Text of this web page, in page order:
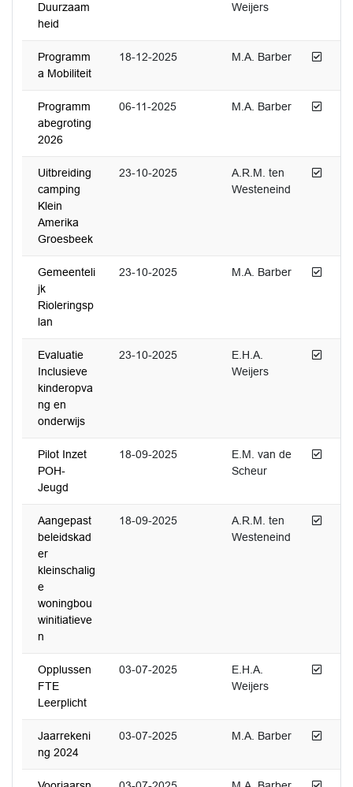
Duurzaam
heid
Weijers
Programm
a Mobiliteit
18-12-2025 M.A. Barber
Programm
abegroting
2026
06-11-2025 M.A. Barber
Uitbreiding
camping
Klein
Amerika
Groesbeek
23-10-2025
A.R.M. ten
Westeneind
Gemeenteli
jk
Rioleringsp
lan
23-10-2025 M.A. Barber
Evaluatie
Inclusieve
kinderopva
ng en
onderwijs
23-10-2025
E.H.A.
Weijers
Pilot Inzet
POH-
Jeugd
18-09-2025
E.M. van de
Scheur
Aangepast
beleidskad
er
kleinschalig
e
woningbou
winitiatieve
n
18-09-2025
A.R.M. ten
Westeneind
Opplussen
FTE
Leerplicht
03-07-2025
E.H.A.
Weijers
Jaarrekeni
ng 2024
03-07-2025 M.A. Barber